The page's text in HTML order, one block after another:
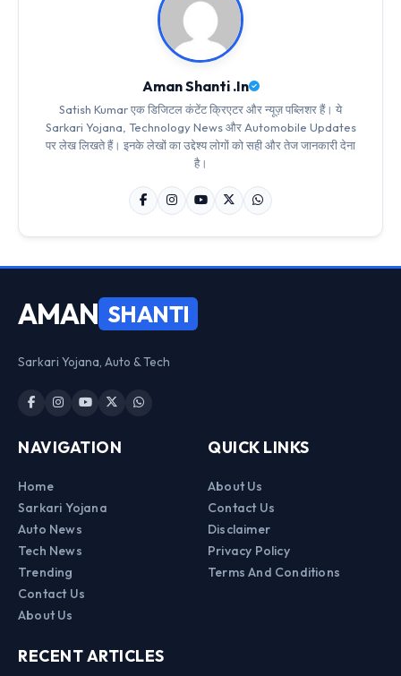
Aman Shanti .In
Satish Kumar एक डिजिटल कंटेंट क्रिएटर और न्यूज़ पब्लिशर हैं। ये
Sarkari Yojana, Technology News और Automobile Updates
पर लेख लिखते हैं। इनके लेखों का उद्देश्य लोगों को सही और तेज जानकारी देना
है।
AMAN SHANTI
Sarkari Yojana, Auto & Tech
NAVIGATION
Home
Sarkari Yojana
Auto News
Tech News
Trending
Contact Us
About Us
QUICK LINKS
About Us
Contact Us
Disclaimer
Privacy Policy
Terms And Conditions
RECENT ARTICLES